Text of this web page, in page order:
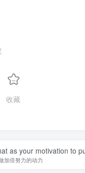
收藏
as your motivation to
加倍努力的动力